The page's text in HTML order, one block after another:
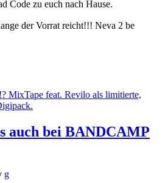
Code zu euch nach Hause.
der Vorrat reicht!!! Neva 2 be
MixTape feat. Revilo als limitierte,
auch bei BANDCAMP
g